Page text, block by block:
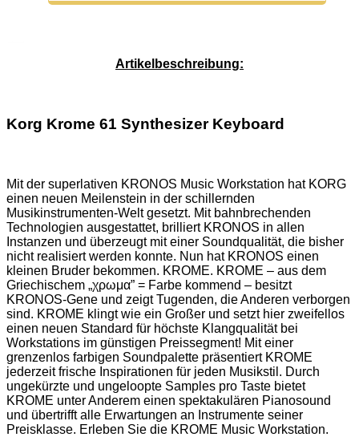
Artikelbeschreibung:
Korg Krome 61 Synthesizer Keyboard
Mit der superlativen KRONOS Music Workstation hat KORG
einen neuen Meilenstein in der schillernden
Musikinstrumenten-Welt gesetzt. Mit bahnbrechenden
Technologien ausgestattet, brilliert KRONOS in allen
Instanzen und überzeugt mit einer Soundqualität, die bisher
nicht realisiert werden konnte. Nun hat KRONOS einen
kleinen Bruder bekommen. KROME. KROME – aus dem
Griechischem „χρωμα” = Farbe kommend – besitzt
KRONOS-Gene und zeigt Tugenden, die Anderen verborgen
sind. KROME klingt wie ein Großer und setzt hier zweifellos
einen neuen Standard für höchste Klangqualität bei
Workstations im günstigen Preissegment! Mit einer
grenzenlos farbigen Soundpalette präsentiert KROME
jederzeit frische Inspirationen für jeden Musikstil. Durch
ungekürzte und ungeloopte Samples pro Taste bietet
KROME unter Anderem einen spektakulären Pianosound
und übertrifft alle Erwartungen an Instrumente seiner
Preisklasse. Erleben Sie die KROME Music Workstation.